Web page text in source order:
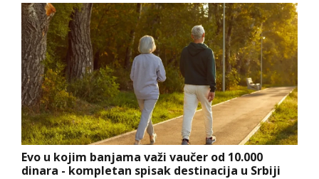
Evo u kojim banjama važi vaučer od 10.000
dinara - kompletan spisak destinacija u Srbiji